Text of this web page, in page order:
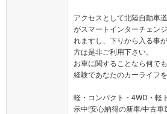
アクセスとして北陸自動車
がスマートインターチェン
れますし、下りから入る事
方は是非ご利用下さい。
お車に関することなら何で
経験であなたのカーライフ
軽・コンパクト・4WD・軽
示中!安心納得の新車/中古